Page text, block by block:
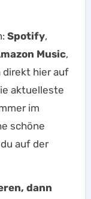
Spotify,
Music,
direkt hier auf
aktuelleste
im
schöne
auf der
dann